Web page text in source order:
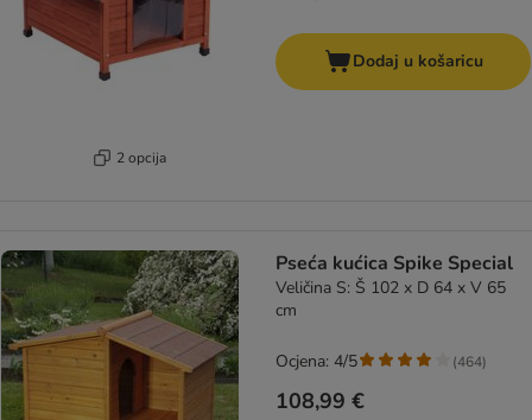
2 opcija
Dodaj u košaricu
Pseća kućica Spike Special
Veličina S: Š 102 x D 64 x V 65
cm
108,99 €
Ocjena: 4/5 (464)